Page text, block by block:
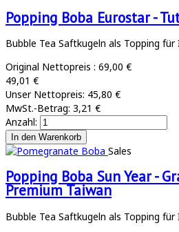
Popping Boba Eurostar -
Bubble Tea Saftkugeln als Topping für
Original Nettopreis : 69,00 €
49,01 €
Unser Nettopreis: 45,80 €
MwSt.-Betrag: 3,21 €
Anzahl:
Sales
Popping Boba Sun Year -
Premium Taiwan
Bubble Tea Saftkugeln als Topping für